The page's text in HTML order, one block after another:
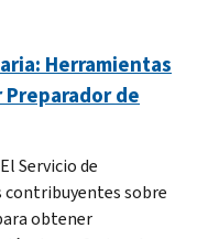
Herramientas
Preparador de
Servicio de
contribuyentes sobre
obtener